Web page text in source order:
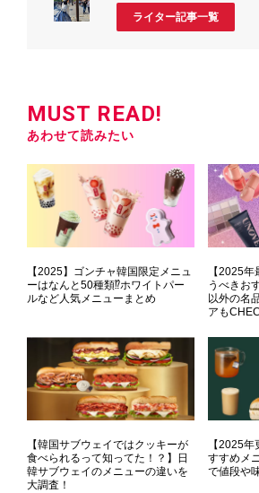
ライター記事一覧
MUST READ!
あわせて読みたい
【2025】ゴンチャ韓国限定メニュ
ーはなんと50種類⁉ホワイトパー
ルなど人気メニューまとめ
【2025
うべきお
以外の名
アも
【韓国サブウェイではクッキーが
食べられるって知ってた！？】日
韓サブウェイのメニューの違いを
大調査！
【2025
すすめメ
で値段や